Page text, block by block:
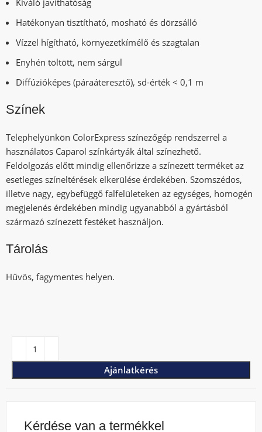
Kiváló javíthatóság
Hatékonyan tisztítható, mosható és dörzsálló
Vízzel hígítható, környezetkímélő és szagtalan
Enyhén töltött, nem sárgul
Diffúzióképes (páraáteresztő), sd-érték < 0,1 m
Színek
Telephelyünkön ColorExpress színezőgép rendszerrel a
használatos Caparol színkártyák által színezhető.
Feldolgozás előtt mindig ellenőrizze a színezett terméket az
esetleges színeltérések elkerülése érdekében. Szomszédos,
illetve nagy, egybefüggő falfelületeken az egységes, homogén
megjelenés érdekében mindig ugyanabból a gyártásból
származó színezett festéket használjon.
Tárolás
Hűvös, fagymentes helyen.
Ajánlatkérés
Kérdése van a termékkel